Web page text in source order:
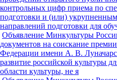
контрольных цифр приема по
подготовки и (или)
направлений подготовки для
Объявление Минкультуры
документов на соискание
Федерации имени А. В.
развитие российской культуры
области культуры, не я